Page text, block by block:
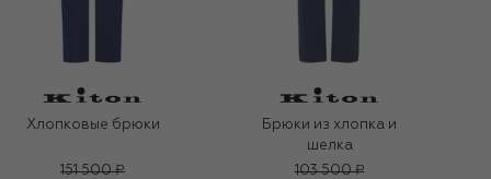
Хлопковые брюки
151 500 ₽
Брюки из хлопка и
шелка
103 500 ₽